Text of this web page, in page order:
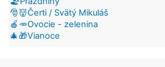
🎅👹Čerti / Svätý Mikuláš
🍎🥕Ovocie - zelenina
🎄🎁Vianoce